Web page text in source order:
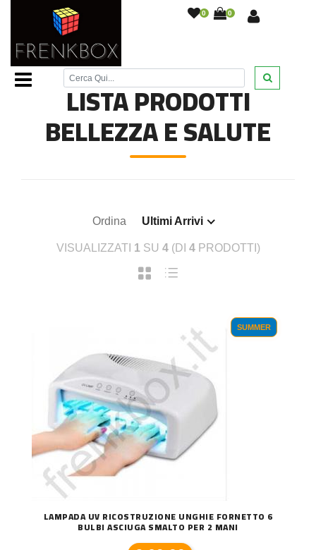
0 0
Home Page /Bellezza e Salute
LISTA PRODOTTI
BELLEZZA E SALUTE
Ordina Ultimi Arrivi
VISUALIZZATI 1 SU 4(DI 4PRODOTTI)
SUMMER
LAMPADA UV RICOSTRUZIONE UNGHIE FORNETTO 6
BULBI ASCIUGA SMALTO PER 2 MANI